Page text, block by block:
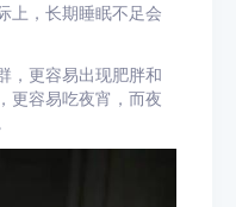
上，长期睡眠不足会
，更容易出现肥胖和
更容易吃夜宵，而夜